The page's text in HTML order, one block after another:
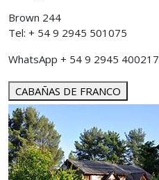
Brown 244
Tel: + 54 9 2945 501075
WhatsApp + 54 9 2945 400217
CABAÑAS DE FRANCO